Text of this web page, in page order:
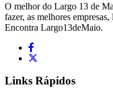
O melhor do Largo 13 de
fazer, as melhores
Encontra Largo13deMaio.
Links Rápidos